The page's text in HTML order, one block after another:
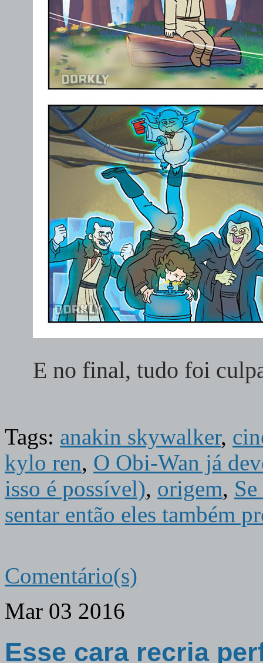
E no final, tudo foi
Tags: anakin skywalker,
kylo ren, O Obi-Wan já
isso é possível), origem,
sentar então eles também
Comentário(s)
Mar 03 2016
Esse cara recria